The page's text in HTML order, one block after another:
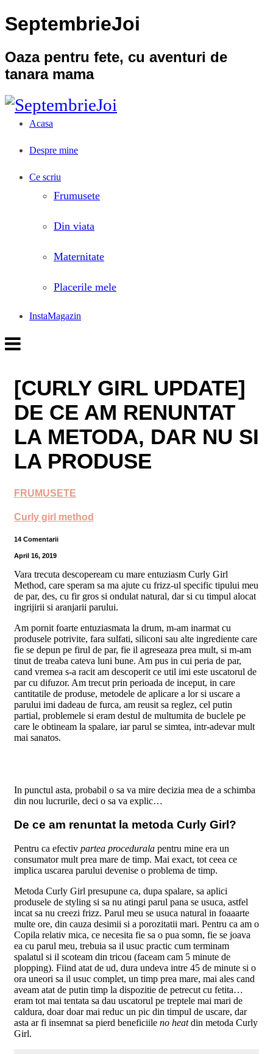
SeptembrieJoi
Oaza pentru fete, cu aventuri de
tanara mama
Acasa
Despre mine
Ce scriu
Frumusete
Din viata
Maternitate
Placerile mele
InstaMagazin
[CURLY GIRL UPDATE]
DE CE AM RENUNTAT
LA METODA, DAR NU SI
LA PRODUSE
FRUMUSETE
Curly girl method
14 Comentarii
April 16, 2019
Vara trecuta descopeream cu mare entuziasm Curly Girl
Method, care speram sa ma ajute cu frizz-ul specific tipului meu
de par, des, cu fir gros si ondulat natural, dar si cu timpul alocat
ingrijirii si aranjarii parului.
Am pornit foarte entuziasmata la drum, m-am inarmat cu
produsele potrivite, fara sulfati, siliconi sau alte ingrediente care
fie se depun pe firul de par, fie il agreseaza prea mult, si m-am
tinut de treaba cateva luni bune. Am pus in cui peria de par,
cand vremea s-a racit am descoperit ce util imi este uscatorul de
par cu difuzor. Am trecut prin perioada de inceput, in care
cantitatile de produse, metodele de aplicare a lor si uscare a
parului imi dadeau de furca, am reusit sa reglez, cel putin
partial, problemele si eram destul de multumita de buclele pe
care le obtineam la spalare, iar parul se simtea, intr-adevar mult
mai sanatos.
In punctul asta, probabil o sa va mire decizia mea de a schimba
din nou lucrurile, deci o sa va explic…
De ce am renuntat la metoda Curly Girl?
Pentru ca efectiv partea procedurala pentru mine era un
consumator mult prea mare de timp. Mai exact, tot ceea ce
implica uscarea parului devenise o problema de timp.
Metoda Curly Girl presupune ca, dupa spalare, sa aplici
produsele de styling si sa nu atingi parul pana se usuca, astfel
incat sa nu creezi frizz. Parul meu se usuca natural in foaaarte
multe ore, din cauza desimii si a porozitatii mari. Pentru ca am o
Copila relativ mica, ce necesita fie sa o pua somn, fie se joava
ea cu parul meu, trebuia sa il usuc practic cum terminam
spalatul si il scoteam din tricou (faceam cam 5 minute de
plopping). Fiind atat de ud, dura undeva intre 45 de minute si o
ora uneori sa il usuc complet, un timp prea mare, mai ales cand
aveam atat de putin timp la dispozitie de petrecut cu fetita…
eram tot mai tentata sa dau uscatorul pe treptele mai mari de
caldura, doar doar mai reduc un pic din timpul de uscare, dar
asta ar fi insemnat sa pierd beneficiile no heatdin metoda Curly
Girl.